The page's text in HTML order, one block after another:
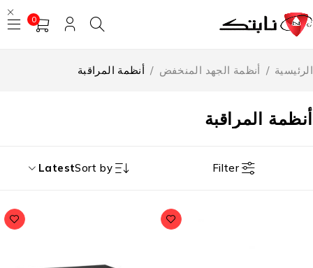
0
المراقبة
/ أنظمة الجهد المنخفض / أنظمة المراقبة
Filter
Sort by
Latest